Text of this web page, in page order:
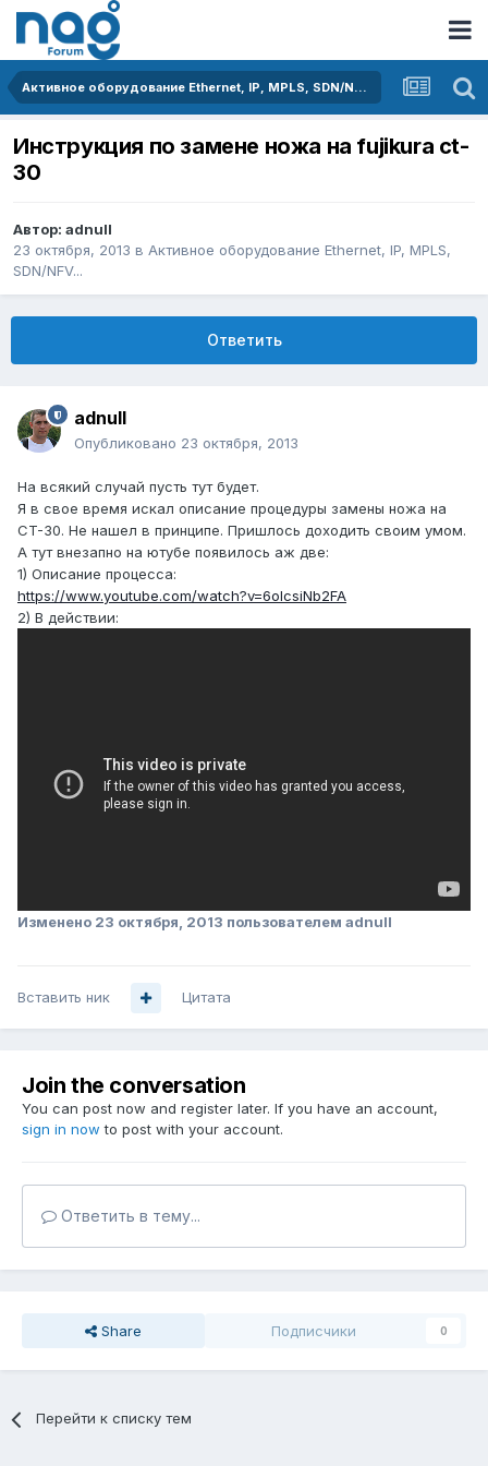
Активное оборудование Ethernet, IP, MPLS, SDN/NFV...
Инструкция по замене ножа на fujikura ct-
30
Автор: adnull
23 октября, 2013 в Активное оборудование Ethernet, IP, MPLS,
SDN/NFV...
Ответить
adnull
Опубликовано 23 октября, 2013
На всякий случай пусть тут будет.
Я в свое время искал описание процедуры замены ножа на
CT-30. Не нашел в принципе. Пришлось доходить своим умом.
А тут внезапно на ютубе появилось аж две:
1) Описание процесса:
https://www.youtube.com/watch?v=6olcsiNb2FA
2) В действии:
Изменено 23 октября, 2013 пользователем adnull
Вставить ник Цитата
Join the conversation
You can post now and register later. If you have an account,
sign in now to post with your account.
Ответить в тему...
Share Подписчики 0
Перейти к списку тем